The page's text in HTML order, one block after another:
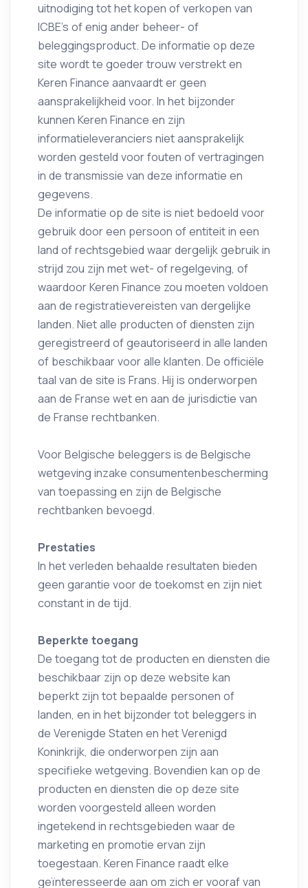
uitnodiging tot het kopen of verkopen van
ICBE's of enig ander beheer- of
beleggingsproduct. De informatie op deze
site wordt te goeder trouw verstrekt en
Keren Finance aanvaardt er geen
aansprakelijkheid voor. In het bijzonder
kunnen Keren Finance en zijn
informatieleveranciers niet aansprakelijk
worden gesteld voor fouten of vertragingen
in de transmissie van deze informatie en
gegevens.
De informatie op de site is niet bedoeld voor
gebruik door een persoon of entiteit in een
land of rechtsgebied waar dergelijk gebruik in
strijd zou zijn met wet- of regelgeving, of
waardoor Keren Finance zou moeten voldoen
aan de registratievereisten van dergelijke
landen. Niet alle producten of diensten zijn
geregistreerd of geautoriseerd in alle landen
of beschikbaar voor alle klanten. De officiële
taal van de site is Frans. Hij is onderworpen
aan de Franse wet en aan de jurisdictie van
de Franse rechtbanken.
Voor Belgische beleggers is de Belgische
wetgeving inzake consumentenbescherming
van toepassing en zijn de Belgische
rechtbanken bevoegd.
Prestaties
In het verleden behaalde resultaten bieden
geen garantie voor de toekomst en zijn niet
constant in de tijd.
Beperkte toegang
De toegang tot de producten en diensten die
beschikbaar zijn op deze website kan
beperkt zijn tot bepaalde personen of
landen, en in het bijzonder tot beleggers in
de Verenigde Staten en het Verenigd
Koninkrijk, die onderworpen zijn aan
specifieke wetgeving. Bovendien kan op de
producten en diensten die op deze site
worden voorgesteld alleen worden
ingetekend in rechtsgebieden waar de
marketing en promotie ervan zijn
toegestaan. Keren Finance raadt elke
geïnteresseerde aan om zich er vooraf van